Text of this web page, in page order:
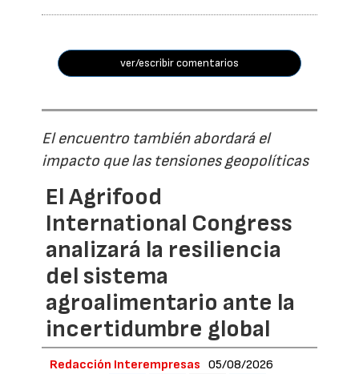
ver/escribir comentarios
El encuentro también abordará el
impacto que las tensiones geopolíticas
El Agrifood
International Congress
analizará la resiliencia
del sistema
agroalimentario ante la
incertidumbre global
Redacción Interempresas 05/08/2026